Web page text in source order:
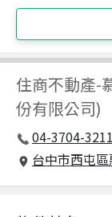
住商不動產-
份有限公司)
04-3704-
台中市西屯